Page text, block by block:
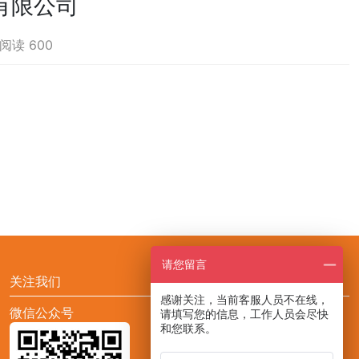
读 600
关注我们
微信公众号
添加CCF展会助手小F
请您留言
感谢关注，当前客服人员不在线，
请填写您的信息，工作人员会尽快
和您联系。